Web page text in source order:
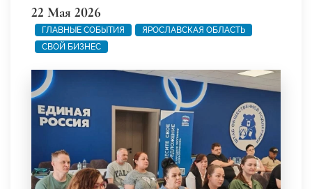
22 Мая 2026
ГЛАВНЫЕ СОБЫТИЯ
ЯРОСЛАВСКАЯ ОБЛАСТЬ
СВОЙ БИЗНЕС